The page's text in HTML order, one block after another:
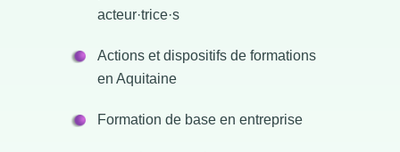
acteur·trice·s
Actions et dispositifs de formations
en Aquitaine
Formation de base en entreprise